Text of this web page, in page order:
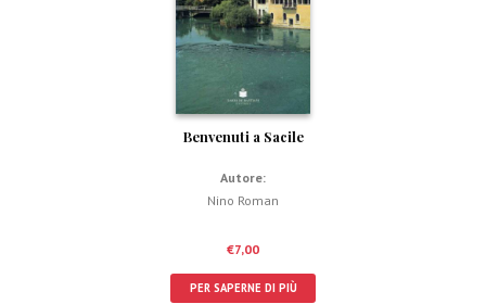
Benvenuti a Sacile
Autore:
Nino Roman
€7,00
PER SAPERNE DI PIÙ